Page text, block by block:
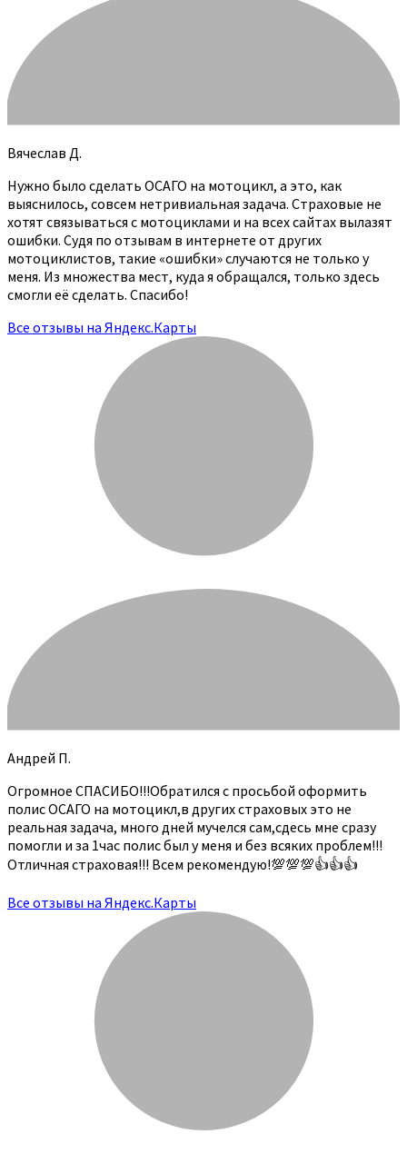
Вячеслав Д.
Нужно было сделать ОСАГО на мотоцикл, а это, как
выяснилось, совсем нетривиальная задача. Страховые не
хотят связываться с мотоциклами и на всех сайтах вылазят
ошибки. Судя по отзывам в интернете от других
мотоциклистов, такие «ошибки» случаются не только у
меня. Из множества мест, куда я обращался, только здесь
смогли её сделать. Спасибо!
Все отзывы на Яндекс.Карты
Андрей П.
Огромное СПАСИБО!!!Обратился с просьбой оформить
полис ОСАГО на мотоцикл,в других страховых это не
реальная задача, много дней мучелся сам,сдесь мне сразу
помогли и за 1час полис был у меня и без всяких проблем!!!
Отличная страховая!!! Всем рекомендую!💯💯💯👍👍👍
Все отзывы на Яндекс.Карты